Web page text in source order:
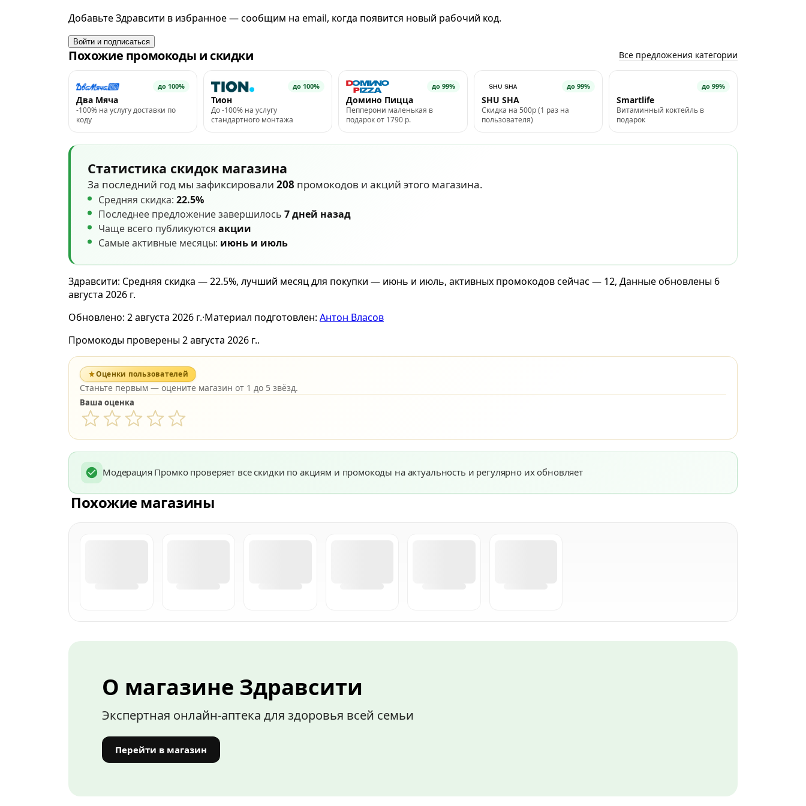
Добавьте Здравсити в избранное — сообщим на email, когда появится новый рабочий код.
Войти и подписаться
Похожие промокоды и скидки Все предложения категории
до 100%
Два Мяча
-100% на услугу доставки по
коду
до 100%
Тион
До -100% на услугу
стандартного монтажа
до 99%
Домино Пицца
Пепперони маленькая в
подарок от 1790 р.
до 99%
SHU SHA
Скидка на 500р (1 раз на
пользователя)
до 99%
Smartlife
Витаминный коктейль в
подарок
Статистика скидок магазина
За последний год мы зафиксировали 208 промокодов и акций этого магазина.
Средняя скидка: 22.5%
Последнее предложение завершилось 7 дней назад
Чаще всего публикуются акции
Самые активные месяцы: июнь и июль
Здравсити: Средняя скидка — 22.5%, лучший месяц для покупки — июнь и июль, активных промокодов сейчас — 12, Данные обновлены 6
августа 2026 г.
Обновлено: 2 августа 2026 г.·Материал подготовлен: Антон Власов
Промокоды проверены 2 августа 2026 г..
Оценки пользователей
Станьте первым — оцените магазин от 1 до 5 звёзд.
Ваша оценка
Модерация Промко проверяет все скидки по акциям и промокоды на актуальность и регулярно их обновляет
Похожие магазины
О магазине Здравсити
Экспертная онлайн-аптека для здоровья всей семьи
Перейти в магазин